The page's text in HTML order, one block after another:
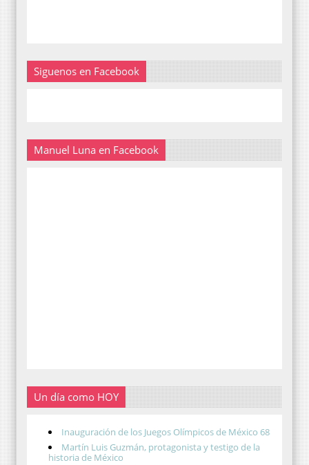
Siguenos en Facebook
Manuel Luna en Facebook
Un día como HOY
Inauguración de los Juegos Olímpicos de México 68
Martín Luis Guzmán, protagonista y testigo de la
historia de México